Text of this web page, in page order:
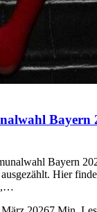
Bayern
Bayern
Hier